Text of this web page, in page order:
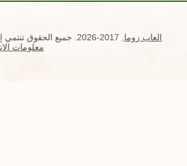
العاب زوما
معلومات